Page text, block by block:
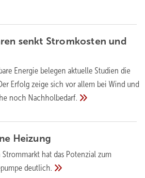
senkt Stromkosten und
Energie belegen aktuelle Studien die
Erfolg zeige sich vor allem bei Wind und
noch Nachholbedarf.
Heizung
hat das Potenzial zum
deutlich.